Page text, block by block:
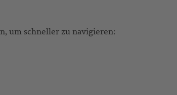
um schneller zu navigieren: